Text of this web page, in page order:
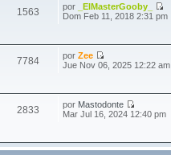
1563 por
_ElMasterGooby_
Dom Feb 11, 2018 2:31 pm
7784 porZee
Jue Nov 06, 2025 12:22 am
2833 por Mastodonte
Mar Jul 16, 2024 12:40 pm